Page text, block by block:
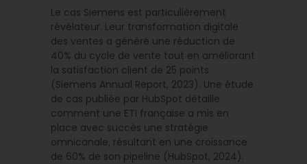
Le cas Siemens est particulièrement
révélateur. Leur transformation digitale
des ventes a généré une réduction de
40% du cycle de vente tout en améliorant
la satisfaction client de 25 points
(Siemens Annual Report, 2023). Une étude
de cas publiée par HubSpot détaille
comment une ETI française a mis en
place avec succès une stratégie
omnicanale, résultant en une croissance
de 60% de son pipeline (HubSpot, 2024).